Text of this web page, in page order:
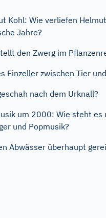
Kohl: Wie verliefen
Jahre?
den Zwerg im
Einzeller zwischen Tier
nach dem Urknall?
um 2000: Wie steht es
und Popmusik?
Abwässer überhaupt